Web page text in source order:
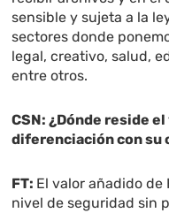
sensible y sujeta a la
sectores donde
legal, creativo, salud,
entre otros.
CSN: ¿Dónde reside
diferenciación con su
FT: El valor añadido
nivel de seguridad sin